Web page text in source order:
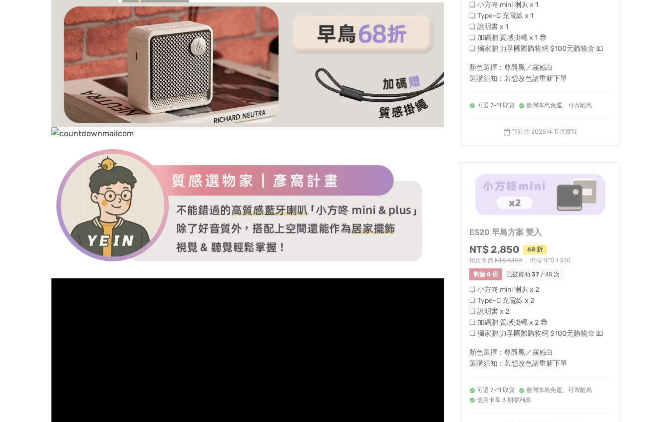
❏ 小方咚 mini 喇叭 x 1
❏ Type-C 充電線 x 1
❏ 說明書 x 1
❏ 加碼贈 質感掛繩 x 1 😎
❏ 獨家贈 力孚國際購物網 $100元購物金 💵
顏色選擇：尊爵黑／霧感白
選購須知：若想改色請重新下單
可選 7-11 取貨 臺灣本島免運、可寄離島
calendar_today 預計於 2025 年五月實現
ES20 早鳥方案 雙入
NT$ 2,850
68 折
預定售價NT$ 4,180，現省 NT$ 1,330
剩餘 8 份
已被贊助37 / 45 次
❏ 小方咚 mini 喇叭 x 2
❏ Type-C 充電線 x 2
❏ 說明書 x 2
❏ 加碼贈 質感掛繩 x 2 😎
❏ 獨家贈 力孚國際購物網 $100元購物金 💵
顏色選擇：尊爵黑／霧感白
選購須知：若想改色請重新下單
可選 7-11 取貨
臺灣本島免運、可寄離島
信用卡享 3 期零利率